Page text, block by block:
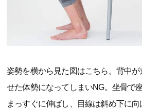
姿勢を横から見た図はこちら。背中
せた体勢になってしまいNG。坐骨で
まっすぐに伸ばし、目線は斜め下に向